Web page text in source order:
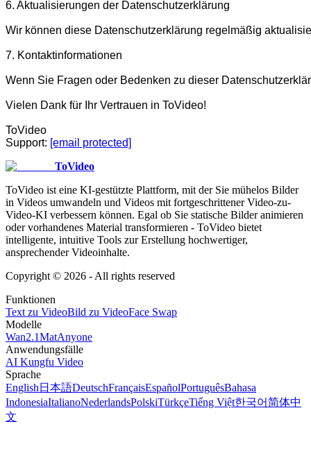
6. Aktualisierungen der Datenschutzerklärung
Wir können diese Datenschutzerklärung regelmäßig
7. Kontaktinformationen
Wenn Sie Fragen oder Bedenken zu dieser
Vielen Dank für Ihr Vertrauen in ToVideo!
ToVideo
Support: [email protected]
ToVideo
ToVideo ist eine KI-gestützte Plattform, mit der Sie mühelos Bilder
in Videos umwandeln und Videos mit fortgeschrittener Video-zu-
Video-KI verbessern können. Egal ob Sie statische Bilder animieren
oder vorhandenes Material transformieren - ToVideo bietet
intelligente, intuitive Tools zur Erstellung hochwertiger,
ansprechender Videoinhalte.
Copyright © 2026 - All rights reserved
Funktionen
Text zu VideoBild zu VideoFace Swap
Modelle
Wan2.1MatAnyone
Anwendungsfälle
AI Kungfu Video
Sprache
English 日本語DeutschFrançaisEspañolPortuguêsBahasa
IndonesiaItalianoNederlandsPolskiTürkçeTiếng Việt한국어简体中
文